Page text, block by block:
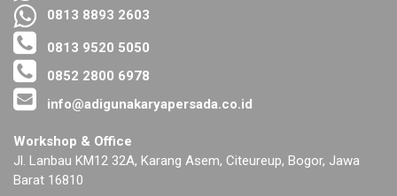
0813 8893 2603
0813 9520 5050
0852 2800 6978
info@adigunakaryapersada.co.id
Workshop & Office
Jl. Lanbau KM12 32A, Karang Asem, Citeureup, Bogor, Jawa
Barat 16810